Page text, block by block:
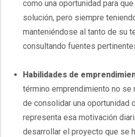
como una oportunidad para
solución, pero siempre
manteniéndose al tanto de su
consultando fuentes
Habilidades de
término emprendimiento no se
de consolidar una oportunidad
representa esa motivación
desarrollar el proyecto que se